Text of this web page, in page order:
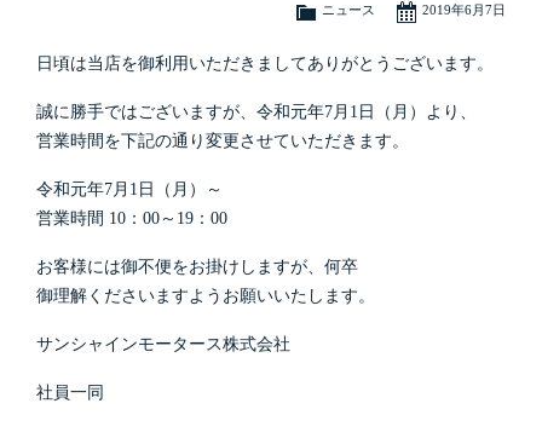
2019年6月7日
ニュース
日頃は当店を御利用いただきましてありがとうございます。
誠に勝手ではございますが、令和元年7月1日（月）より、
営業時間を下記の通り変更させていただきます。
令和元年7月1日（月）～
営業時間 10：00～19：00
お客様には御不便をお掛けしますが、何卒
御理解くださいますようお願いいたします。
サンシャインモータース株式会社
社員一同